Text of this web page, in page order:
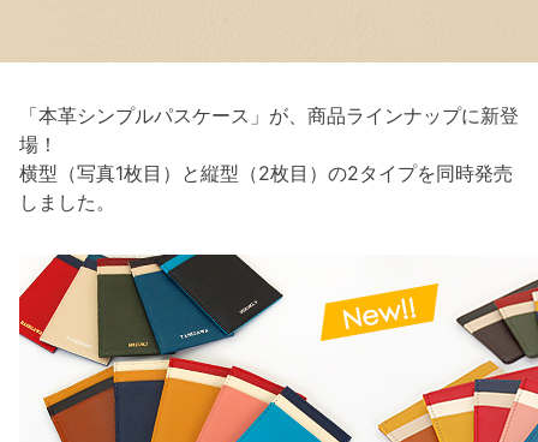
「本革シンプルパスケース」が、商品ラインナップに新登
場！
横型（写真1枚目）と縦型（2枚目）の2タイプを同時発売
しました。